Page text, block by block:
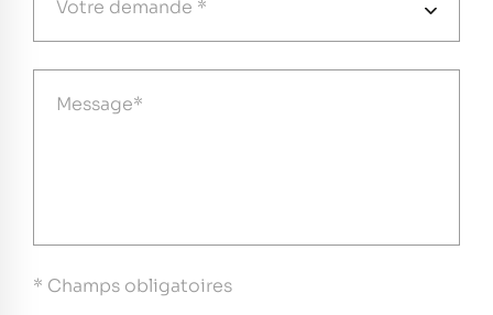
* Champs obligatoires